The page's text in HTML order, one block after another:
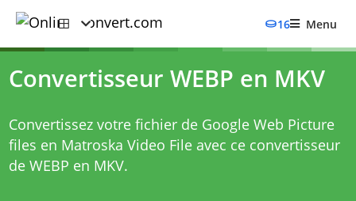
16 Menu
Convertisseur WEBP en MKV
Convertissez votre fichier de Google Web Picture
files en Matroska Video File avec ce convertisseur
de WEBP en MKV.